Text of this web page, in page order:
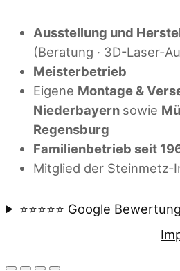
Ausstellung und
(Beratung · 3D-Laser-
Meisterbetrieb
Eigene Montage &
Niederbayern sowie
Regensburg
Familienbetrieb seit
Mitglied der
⭐⭐⭐⭐⭐ Google